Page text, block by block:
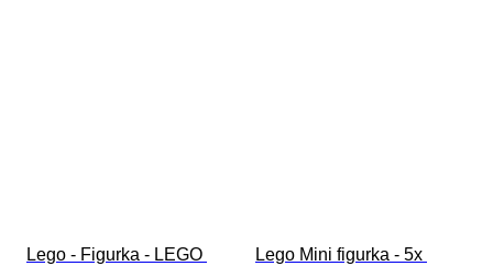
Lego - Figurka - LEGO
Lego Mini figurka - 5x